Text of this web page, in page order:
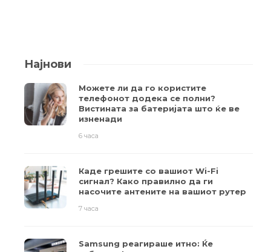
Најнови
Можете ли да го користите
телефонот додека се полни?
Вистината за батеријата што ќе ве
изненади
6 часа
Каде грешите со вашиот Wi-Fi
сигнал? Како правилно да ги
насочите антените на вашиот рутер
7 часа
Samsung реагираше итно: Ќе